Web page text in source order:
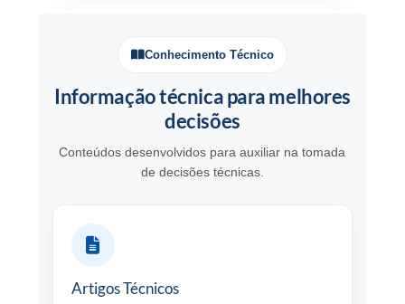
Conhecimento Técnico
Informação técnica para melhores
decisões
Conteúdos desenvolvidos para auxiliar na tomada
de decisões técnicas.
Artigos Técnicos